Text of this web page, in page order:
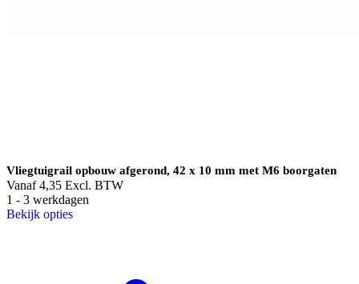
Vliegtuigrail opbouw afgerond, 42 x 10 mm met M6 boorgaten
Vanaf4,35 Excl. BTW
1 - 3 werkdagen
Bekijk opties